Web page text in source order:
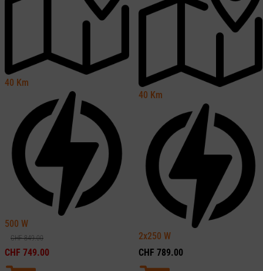
40 Km
500 W
CHF849.00
CHF 749.00
40 Km
2x250 W
CHF 789.00